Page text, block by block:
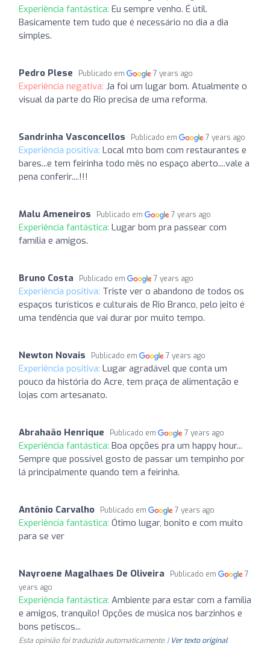
Experiência fantástica: Eu sempre venho. É útil.
Basicamente tem tudo que é necessário no dia a dia
simples.
Pedro Plese Publicado em 7 years ago
Experiência negativa: Ja foi um lugar bom. Atualmente o
visual da parte do Rio precisa de uma reforma.
Sandrinha Vasconcellos Publicado em 7 years ago
Experiência positiva: Local mto bom com restaurantes e
bares...e tem feirinha todo mês no espaço aberto....vale a
pena conferir....!!!
Malu Ameneiros Publicado em 7 years ago
Experiência fantástica: Lugar bom pra passear com
família e amigos.
Bruno Costa Publicado em 7 years ago
Experiência positiva: Triste ver o abandono de todos os
espaços turísticos e culturais de Rio Branco, pelo jeito é
uma tendência que vai durar por muito tempo.
Newton Novais Publicado em 7 years ago
Experiência positiva: Lugar agradável que conta um
pouco da história do Acre, tem praça de alimentação e
lojas com artesanato.
Abrahaão Henrique Publicado em 7 years ago
Experiência fantástica: Boa opções pra um happy hour...
Sempre que possível gosto de passar um tempinho por
lá principalmente quando tem a feirinha.
Antônio Carvalho Publicado em 7 years ago
Experiência fantástica: Ótimo lugar, bonito e com muito
para se ver
Nayroene Magalhaes De Oliveira Publicado em
7
years ago
Experiência fantástica: Ambiente para estar com a família
e amigos, tranquilo! Opções de música nos barzinhos e
bons petiscos...
Esta opinião foi traduzida automaticamente. | Ver texto original